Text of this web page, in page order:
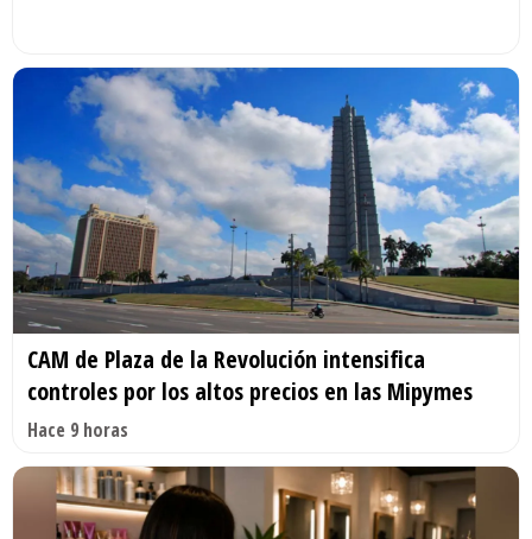
CAM de Plaza de la Revolución intensifica
controles por los altos precios en las Mipymes
Hace 9 horas